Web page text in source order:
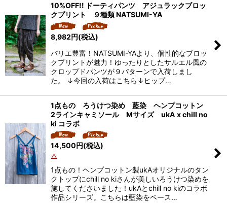
10%OFF!! ドーティパンツ アジュラックブロッ
クプリント ９種類 NATSUMI-YA
8,982円(税込)
バリエ豊富！NATSUMI-YAより、個性的なブロッ
クプリントが魅力！ゆったりとしたサルエル風の
クロップドパンツが９パターンで入荷しまし
た。 ↓今回の入荷はこちら↓ヒップ…
1点もの ろうけつ染め 藍染 ヘンプコットン
2ラインキャミソール Mサイズ ukA x chill no
ki コラボ
14,500円(税込)
△
1点もの！ヘンプコットン製ukAオリジナルのタン
クトップにchill no kiさんが美しいろうけつ染めを
施してくださいました！ukAとchill no kiのコラボ
作品シリーズ。こちらは藍染をベース…